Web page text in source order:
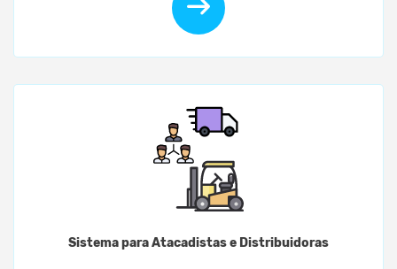
Sistema para Atacadistas e Distribuidoras